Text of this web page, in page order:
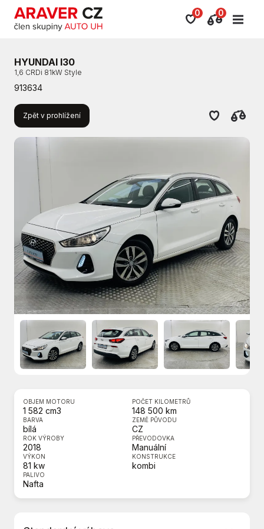
0 0
HYUNDAI I30
1,6 CRDi 81kW Style
913634
Zpět v prohlížení
OBJEM MOTORU
1 582 cm3
POČET KILOMETRŮ
148 500 km
BARVA
bílá
ZEMĚ PŮVODU
CZ
ROK VÝROBY
2018
PŘEVODOVKA
Manuální
VÝKON
81 kw
KONSTRUKCE
kombi
PALIVO
Nafta